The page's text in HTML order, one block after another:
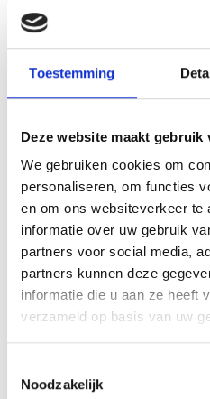
Toestemming
Deze website maakt gebruik
We gebruiken cookies om
personaliseren, om functies
en om ons websiteverkeer te
informatie over uw gebruik
partners voor social media,
partners kunnen deze
informatie die u aan ze heeft
verzameld op basis van uw
Noodzakelijk
WEBER SMOKEY MOUNTAIN
419,00
prijs
was:
419,00.
369,00
Huidige
prijs
is:
369,00.
VAN ONZE GRILL MASTERS